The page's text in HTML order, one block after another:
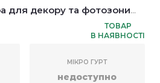
для декору та фотозони
78см
ТОВАР
В НАЯВНОСТІ
МІКРО ГУРТ
недоступно